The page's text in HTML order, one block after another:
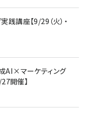
と見る
(Bluetooth 6.1) 【完
ティブノイズキャンセリ
最大50時間再生 / PSE
USB-C & USB-C
ーブル 240W 結束バン
コン素材採用 iPhone
Pro MacBook
講座【9/29（火）・
AI×マーケティング
開催】